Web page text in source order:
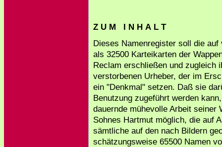
Z U M I N H A L T
Dieses Namenregister soll die
als 32500 Karteikarten der
Reclam erschließen und zugleich
verstorbenen Urheber, der im
ein "Denkmal" setzen. Daß sie
Benutzung zugeführt werden
dauernde mühevolle Arbeit seiner
Sohnes Hartmut möglich, die auf
sämtliche auf den nach Bildern
schätzungsweise 65500 Namen